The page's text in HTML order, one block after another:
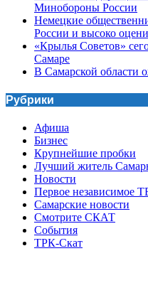
Минобороны России
Немецкие
России и высоко
«Крылья Советов»
Самаре
В Самарской области
Рубрики
Афиша
Бизнес
Крупнейшие пробки
Лучший житель
Новости
Первое независимое
Самарские новости
Смотрите СКАТ
События
ТРК-Скат